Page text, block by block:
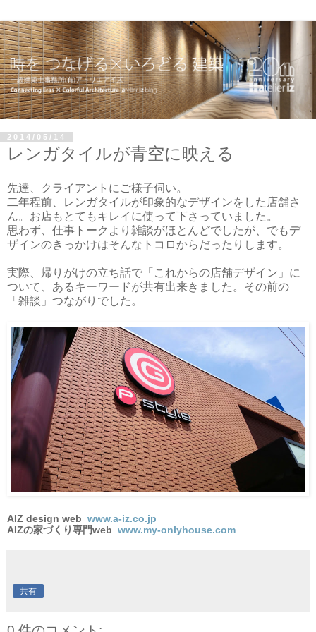
2014/05/14
レンガタイルが青空に映える
先達、クライアントにご様子伺い。
二年程前、レンガタイルが印象的なデザインをした店舗さ
ん。お店もとてもキレイに使って下さっていました。
思わず、仕事トークより雑談がほとんどでしたが、でもデ
ザインのきっかけはそんなトコロからだったりします。
実際、帰りがけの立ち話で「これからの店舗デザイン」に
ついて、あるキーワードが共有出来きました。その前の
「雑談」つながりでした。
AIZ design web www.a-iz.co.jp
AIZの家づくり専門web www.my-onlyhouse.com
共有